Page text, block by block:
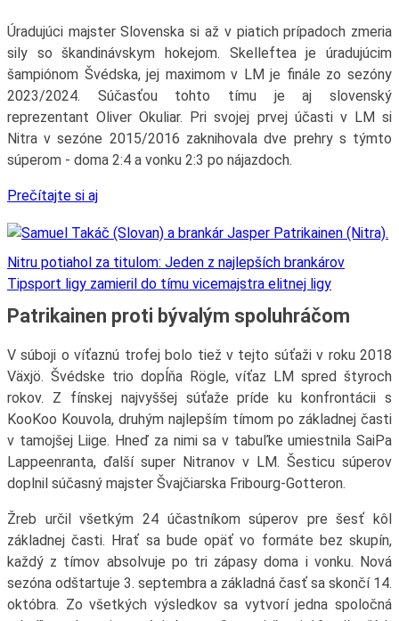
Úradujúci majster Slovenska si až v piatich prípadoch zmeria
sily so škandinávskym hokejom. Skelleftea je úradujúcim
šampiónom Švédska, jej maximom v LM je finále zo sezóny
2023/2024. Súčasťou tohto tímu je aj slovenský
reprezentant Oliver Okuliar. Pri svojej prvej účasti v LM si
Nitra v sezóne 2015/2016 zaknihovala dve prehry s týmto
súperom - doma 2:4 a vonku 2:3 po nájazdoch.
Prečítajte si aj
Nitru potiahol za titulom: Jeden z najlepších brankárov
Tipsport ligy zamieril do tímu vicemajstra elitnej ligy
Patrikainen proti bývalým spoluhráčom
V súboji o víťaznú trofej bolo tiež v tejto súťaži v roku 2018
Växjö. Švédske trio dopĺňa Rögle, víťaz LM spred štyroch
rokov. Z fínskej najvyššej súťaže príde ku konfrontácii s
KooKoo Kouvola, druhým najlepším tímom po základnej časti
v tamojšej Liige. Hneď za nimi sa v tabuľke umiestnila SaiPa
Lappeenranta, ďalší super Nitranov v LM. Šesticu súperov
doplnil súčasný majster Švajčiarska Fribourg-Gotteron.
Žreb určil všetkým 24 účastníkom súperov pre šesť kôl
základnej časti. Hrať sa bude opäť vo formáte bez skupín,
každý z tímov absolvuje po tri zápasy doma i vonku. Nová
sezóna odštartuje 3. septembra a základná časť sa skončí 14.
októbra. Zo všetkých výsledkov sa vytvorí jedna spoločná